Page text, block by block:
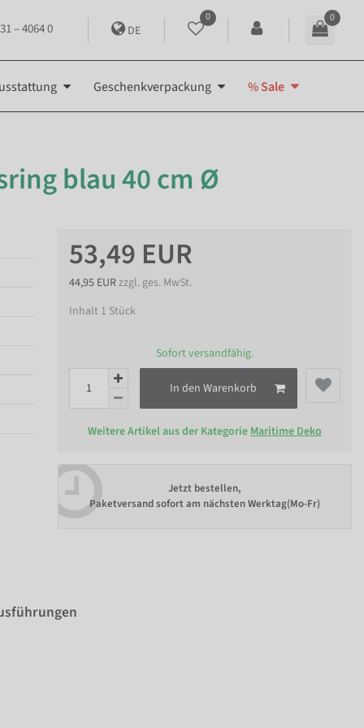
– 4064 0 DE
0 0
Geschenkverpackung % Sale
blau 40 cm Ø
53,49 EUR
44,95 EURzzgl. ges. MwSt.
Inhalt 1 Stück
Sofort versandfähig.
In den Warenkorb
Weitere Artikel aus der KategorieMaritime Deko
Jetzt bestellen,
Paketversand sofort am nächsten Werktag(Mo-Fr)